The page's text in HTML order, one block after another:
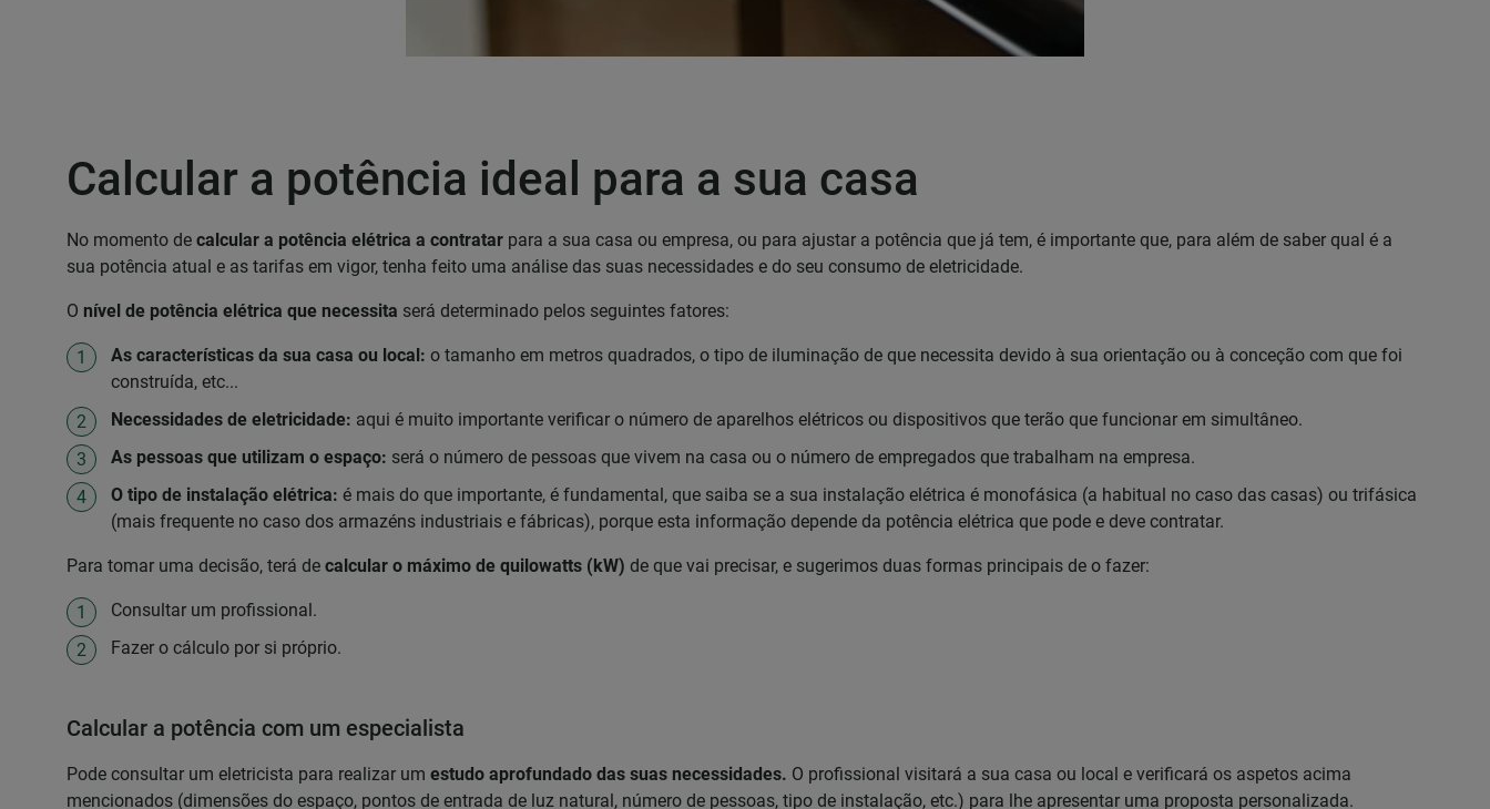
Calcular a potência ideal para a sua casa
No momento de calcular a potência elétrica a contratar para a sua casa ou empresa, ou para ajustar a potência que já tem, é importante que, para além de saber qual é a
sua potência atual e as tarifas em vigor, tenha feito uma análise das suas necessidades e do seu consumo de eletricidade.
O nível de potência elétrica que necessita será determinado pelos seguintes fatores:
As características da sua casa ou local: o tamanho em metros quadrados, o tipo de iluminação de que necessita devido à sua orientação ou à conceção com que foi
construída, etc...
Necessidades de eletricidade: aqui é muito importante verificar o número de aparelhos elétricos ou dispositivos que terão que funcionar em simultâneo.
As pessoas que utilizam o espaço: será o número de pessoas que vivem na casa ou o número de empregados que trabalham na empresa.
O tipo de instalação elétrica: é mais do que importante, é fundamental, que saiba se a sua instalação elétrica é monofásica (a habitual no caso das casas) ou trifásica
(mais frequente no caso dos armazéns industriais e fábricas), porque esta informação depende da potência elétrica que pode e deve contratar.
Para tomar uma decisão, terá de calcular o máximo de quilowatts (kW) de que vai precisar, e sugerimos duas formas principais de o fazer:
Consultar um profissional.
Fazer o cálculo por si próprio.
Calcular a potência com um especialista
Pode consultar um eletricista para realizar um estudo aprofundado das suas necessidades. O profissional visitará a sua casa ou local e verificará os aspetos acima
mencionados (dimensões do espaço, pontos de entrada de luz natural, número de pessoas, tipo de instalação, etc.) para lhe apresentar uma proposta personalizada.